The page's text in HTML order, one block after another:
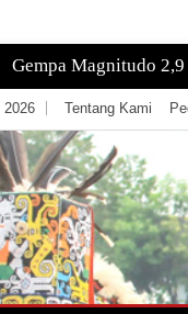
Gempa Magnitudo
2026 Tentang Kami
Untuk